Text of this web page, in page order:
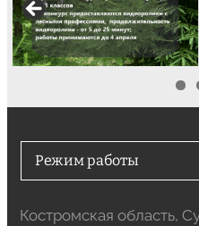
Режим работы
Костромская область,